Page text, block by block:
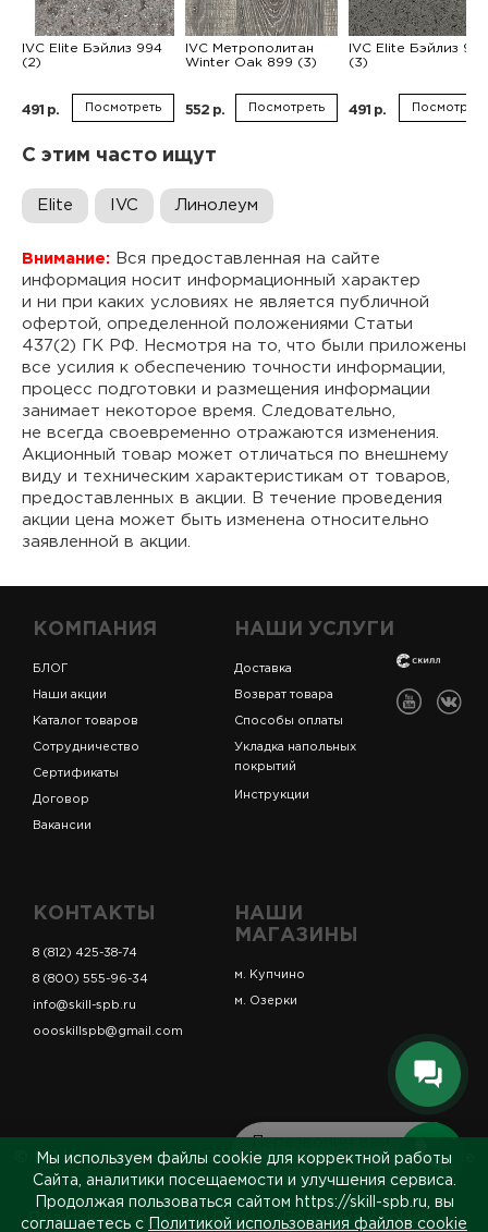
Перезвоним вам
за 5 минут
IVC Elite Бэйлиз 994
(2)
491 р. Посмотреть
IVC Метрополитан
Winter Oak 899 (3)
552 р. Посмотреть
IVC Elite Бэйлиз 997
(3)
491 р. Посмотреть
С этим часто ищут
Elite IVC Линолеум
Внимание: Вся предоставленная на сайте
информация носит информационный характер
и ни при каких условиях не является публичной
офертой, определенной положениями Статьи
437(2) ГК РФ. Несмотря на то, что были приложены
все усилия к обеспечению точности информации,
процесс подготовки и размещения информации
занимает некоторое время. Следовательно,
не всегда своевременно отражаются изменения.
Акционный товар может отличаться по внешнему
виду и техническим характеристикам от товаров,
предоставленных в акции. В течение проведения
акции цена может быть изменена относительно
заявленной в акции.
КОМПАНИЯ
БЛОГ
Наши акции
Каталог товаров
Сотрудничество
Сертификаты
Договор
Вакансии
НАШИ УСЛУГИ
Доставка
Возврат товара
Способы оплаты
Укладка напольных
покрытий
Инструкции
КОНТАКТЫ
8 (812) 425-38-74
8 (800) 555-96-34
info@skill-spb.ru
oooskillspb@gmail.com
НАШИ
МАГАЗИНЫ
м. Купчино
м. Озерки
© ИП Коновалов Д.А., ОГРНИП 325784700361023. Все
права защищены.
Политика обработки ПДн Политика cookies
Мы используем файлы cookie для корректной работы
Сайта, аналитики посещаемости и улучшения сервиса.
Продолжая пользоваться сайтом https://skill-spb.ru, вы
соглашаетесь с
Политикой использования файлов cookie